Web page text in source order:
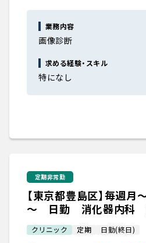
業務内容
画像診断
求める経験・スキル
特になし
定期非常勤
【東京都豊島区】毎週
～ 日勤 消化器内科
クリニック 定期 日勤(終日)